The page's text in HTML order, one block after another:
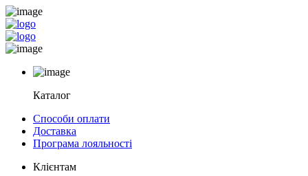
Каталог
Способи оплати
Доставка
Програма лояльності
Клієнтам